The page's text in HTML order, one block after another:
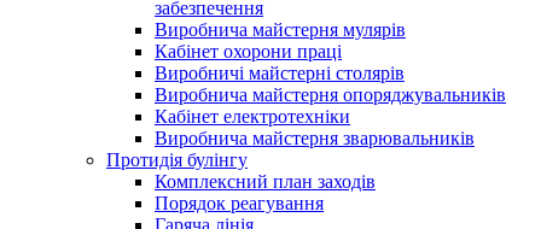
забезпечення
Виробнича майстерня мулярів
Кабінет охорони праці
Виробничі майстерні столярів
Виробнича майстерня опоряджувальників
Кабінет електротехніки
Виробнича майстерня зварювальників
Протидія булінгу
Комплексний план заходів
Порядок реагування